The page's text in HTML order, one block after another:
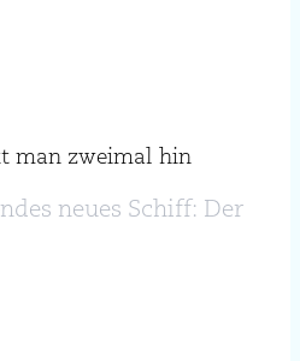
man zweimal hin
neues Schiff: Der